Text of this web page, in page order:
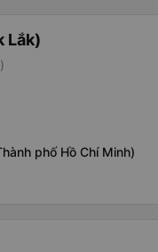
Lắk)
phố Hồ Chí Minh)